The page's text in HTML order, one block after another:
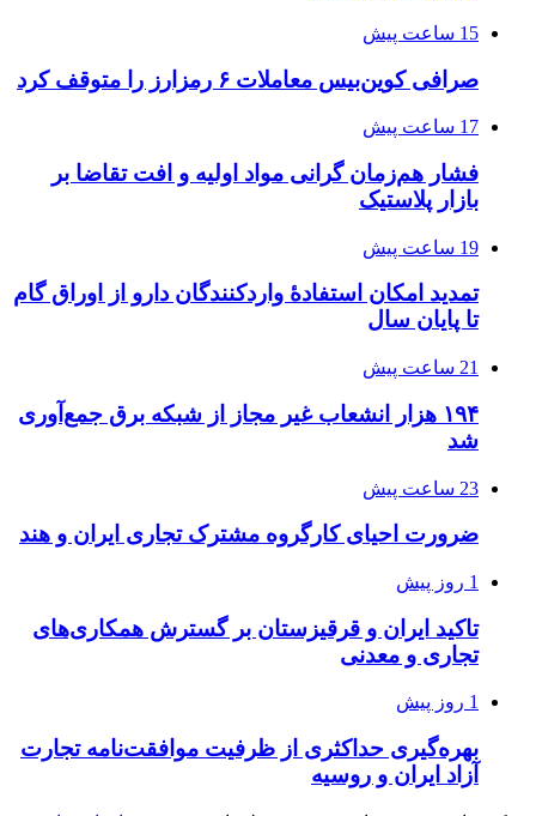
15 ساعت پیش
صرافی کوین‌بیس معاملات ۶ رمزارز را متوقف کرد
17 ساعت پیش
فشار هم‌زمان گرانی مواد اولیه و افت تقاضا بر
بازار پلاستیک
19 ساعت پیش
تمدید امکان استفادۀ واردکنندگان دارو از اوراق گام
تا پایان سال
21 ساعت پیش
۱۹۴ هزار انشعاب غیر مجاز از شبکه برق جمع‌آوری
شد
23 ساعت پیش
ضرورت احیای کارگروه مشترک تجاری ایران و هند
1 روز پیش
تاکید ایران و قرقیزستان بر گسترش همکاری‌های
تجاری و معدنی
1 روز پیش
بهره‌گیری حداکثری از ظرفیت موافقت‌نامه تجارت
آزاد ایران و روسیه